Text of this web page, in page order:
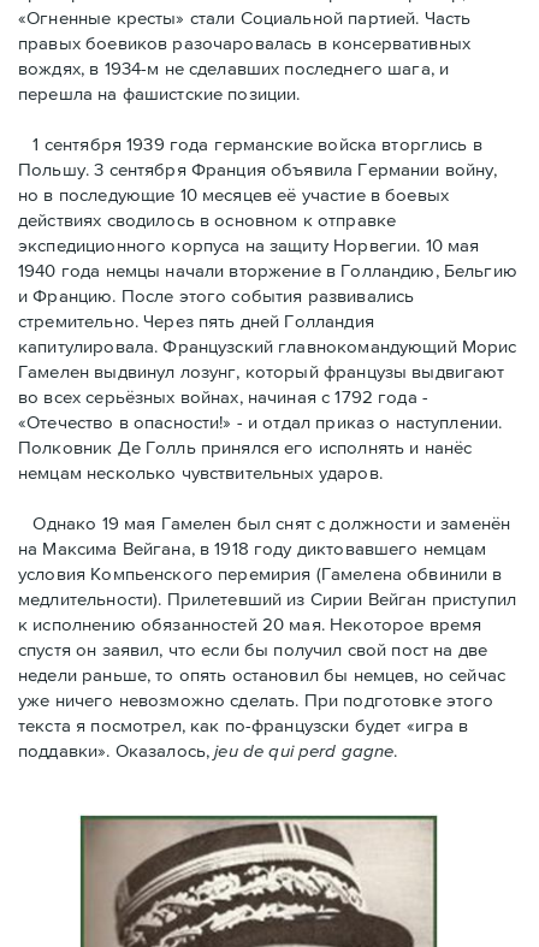
«Огненные кресты» стали Социальной партией. Часть
правых боевиков разочаровалась в консервативных
вождях, в 1934-м не сделавших последнего шага, и
перешла на фашистские позиции.
1 сентября 1939 года германские войска вторглись в
Польшу. 3 сентября Франция объявила Германии войну,
но в последующие 10 месяцев её участие в боевых
действиях сводилось в основном к отправке
экспедиционного корпуса на защиту Норвегии. 10 мая
1940 года немцы начали вторжение в Голландию, Бельгию
и Францию. После этого события развивались
стремительно. Через пять дней Голландия
капитулировала. Французский главнокомандующий Морис
Гамелен выдвинул лозунг, который французы выдвигают
во всех серьёзных войнах, начиная с 1792 года -
«Отечество в опасности!» - и отдал приказ о наступлении.
Полковник Дe Голль принялся его исполнять и нанёс
немцам несколько чувствительных ударов.
Однако 19 мая Гамелен был снят с должности и заменён
на Максима Вейгана, в 1918 году диктовавшего немцам
условия Компьенского перемирия (Гамелена обвинили в
медлительности). Прилетевший из Сирии Вейган приступил
к исполнению обязанностей 20 мая. Hекоторое время
спустя oн заявил, что если бы получил свой пост на две
недели раньше, то опять остановил бы немцев, но сейчас
уже ничего невозможно сделать. При подготовке этого
текста я посмотрел, как по-французски будет «игра в
поддавки». Оказалось,jeu de qui perd gagne.